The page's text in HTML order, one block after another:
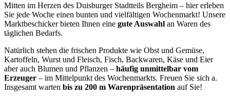
Mitten im Herzen des Duisburger Stadtteils Bergheim – hier erleben
Sie jede Woche einen bunten und vielfältigen Wochenmarkt! Unsere
Marktbeschicker bieten Ihnen eine gute Auswahl an Waren des
täglichen Bedarfs.
Natürlich stehen die frischen Produkte wie Obst und Gemüse,
Kartoffeln, Wurst und Fleisch, Fisch, Backwaren, Käse und Eier
aber auch Blumen und Pflanzen – häufig unmittelbar vom
Erzeuger – im Mittelpunkt des Wochenmarkts. Freuen Sie sich a.
Insgesamt warten bis zu 200 m Warenpräsentation auf Sie!